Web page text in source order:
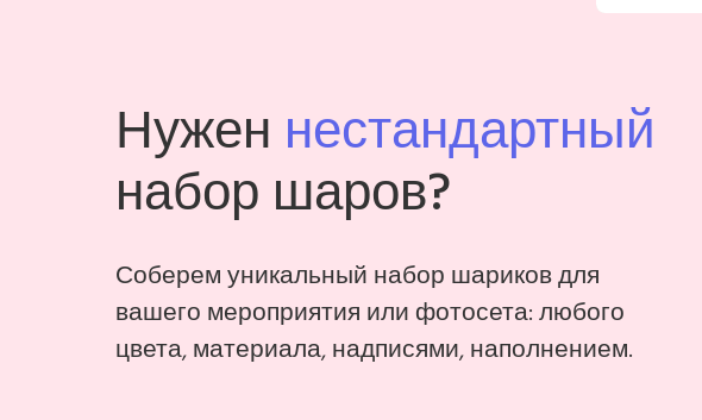
Нужен нестандартный
набор шаров?
Соберем уникальный набор шариков для
вашего мероприятия или фотосета: любого
цвета, материала, надписями, наполнением.